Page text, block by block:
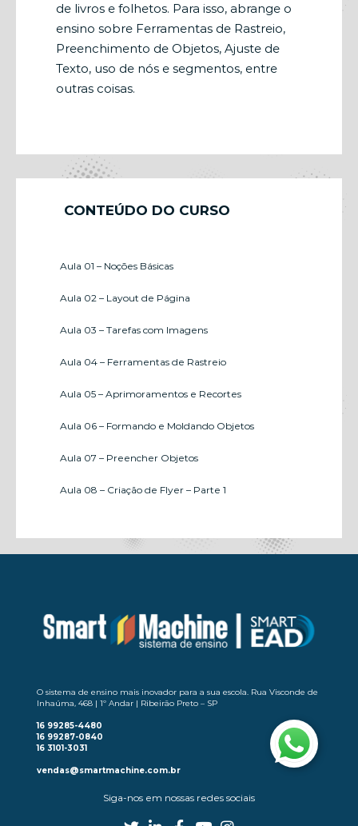
de livros e folhetos. Para isso, abrange o
ensino sobre Ferramentas de Rastreio,
Preenchimento de Objetos, Ajuste de
Texto, uso de nós e segmentos, entre
outras coisas.
CONTEÚDO DO CURSO
Aula 01 – Noções Básicas
Aula 02 – Layout de Página
Aula 03 – Tarefas com Imagens
Aula 04 – Ferramentas de Rastreio
Aula 05 – Aprimoramentos e Recortes
Aula 06 – Formando e Moldando Objetos
Aula 07 – Preencher Objetos
Aula 08 – Criação de Flyer – Parte 1
Aula 10 – Criação de Cartão de Visita
Aula 12 – Criação de Banner
Aula 13 – Efeito Quebra-cabeça
O sistema de ensino mais inovador para a sua escola. Rua Visconde de
Inhaúma, 468 | 1º Andar | Ribeirão Preto – SP
16 99285-4480
16 99287-0840
16 3101-3031
vendas@smartmachine.com.br
Siga-nos em nossas redes sociais